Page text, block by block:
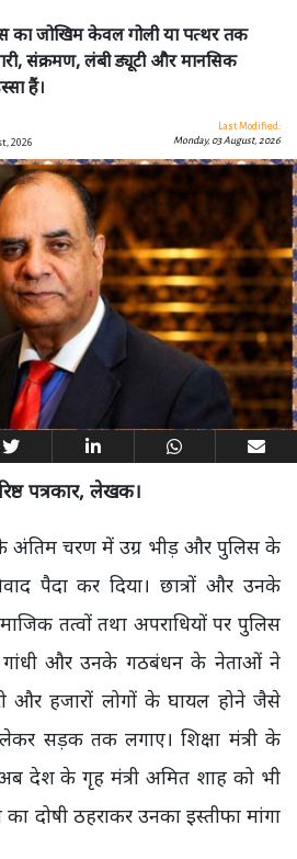
का जोखिम केवल गोली या पत्थर तक
संक्रमण, लंबी ड्यूटी और मानसिक
हैं।
2026
Last Modified:
Monday, 03 August, 2026
पत्रकार, लेखक।
अंतिम चरण में उग्र भीड़ और पुलिस के
पैदा कर दिया। छात्रों और उनके
तत्वों तथा अपराधियों पर पुलिस
गांधी और उनके गठबंधन के नेताओं ने
और हजारों लोगों के घायल होने जैसे
सड़क तक लगाए। शिक्षा मंत्री के
देश के गृह मंत्री अमित शाह को भी
दोषी ठहराकर उनका इस्तीफा मांगा